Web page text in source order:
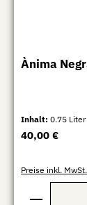
Ànima
Inhalt:0.75 Liter
Regulärer Preis:
40,00 €
Preise inkl.
Produkt